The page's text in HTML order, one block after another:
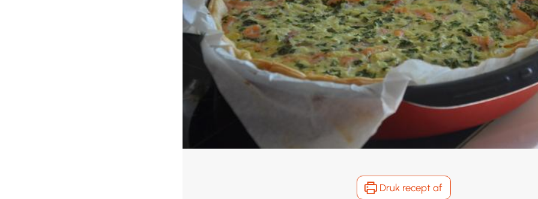
Druk recept af